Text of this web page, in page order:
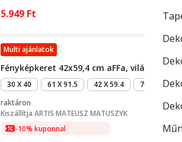
5.949 Ft
Multi ajánlatok
Fényképkeret 42x59,4 cm aFFa, világos
30 X 40 61 X 91.5 42 X 59.4
70 X 100
raktáron
Kiszállítja ARTIS MATEUSZ MATUSZYK
-10% kuponnal